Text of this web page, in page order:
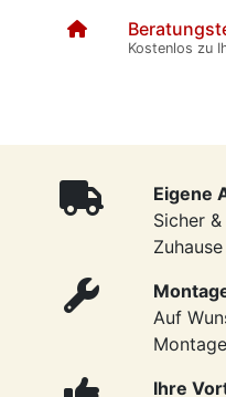
Kostenlos zu
Eigene
Sicher
Zuhause
Auf
Montage
Ihre